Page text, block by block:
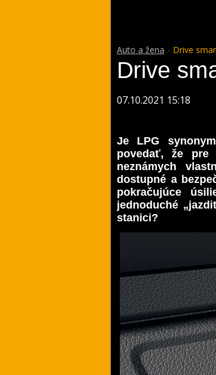
Auto a žena Drive
Drive
07.10.2021 15:18
Je LPG
povedať, že pre
neznámych
dostupné a
pokračujúce
jednoduché
stanici?